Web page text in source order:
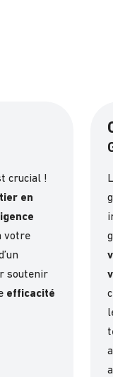
crucial !
en
votre
soutenir
efficacité